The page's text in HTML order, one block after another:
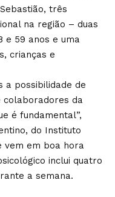
três
na região – duas
e 59 anos e uma
crianças e
a possibilidade de
colaboradores da
é fundamental”,
do Instituto
vem em boa hora
inclui quatro
a semana.